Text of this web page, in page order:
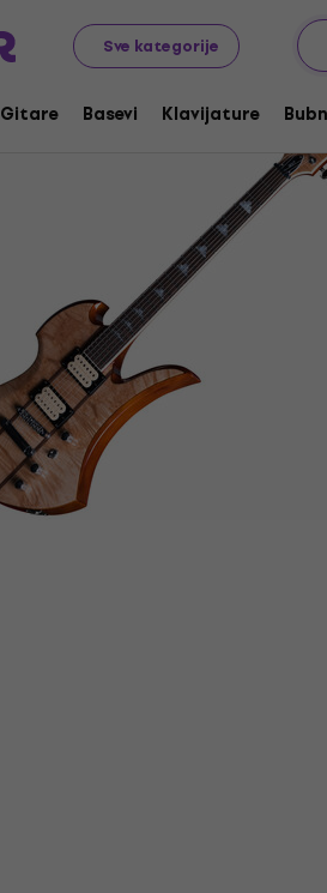
Sve kategorije
Gitare Basevi Klavijature
Gitare Električne gitare Hard & Heavy